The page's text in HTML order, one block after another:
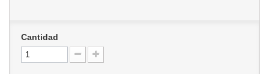
Cantidad